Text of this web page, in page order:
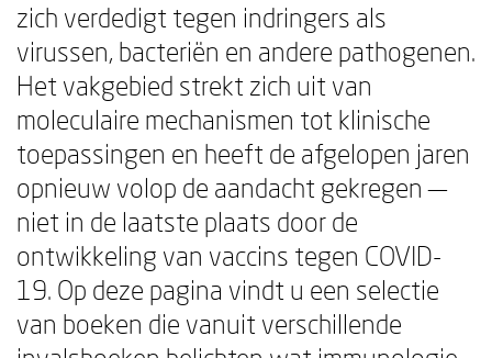
zich verdedigt tegen indringers als
virussen, bacteriën en andere pathogenen.
Het vakgebied strekt zich uit van
moleculaire mechanismen tot klinische
toepassingen en heeft de afgelopen jaren
opnieuw volop de aandacht gekregen —
niet in de laatste plaats door de
ontwikkeling van vaccins tegen COVID-
19. Op deze pagina vindt u een selectie
van boeken die vanuit verschillende